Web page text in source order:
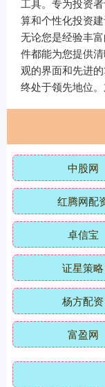
工具。专为投资
算和个性化投资
无论您是经验丰
件都能为您提供
观的界面和先进
终处于领先地位
中股网
红腾网配
卓信宝
证星策略
杨方配资
富盈网